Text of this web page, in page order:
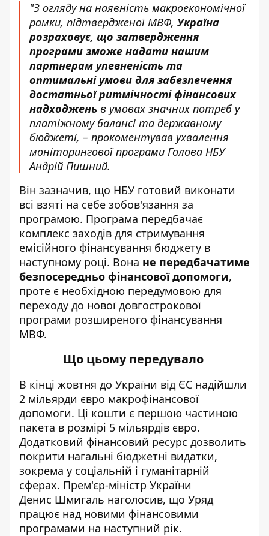
"З огляду на наявність макроекономічної
рамки, підтвердженої МВФ, Україна
розраховує, що затвердження
програми зможе надати нашим
партнерам упевненість та
оптимальні умови для забезпечення
достатньої ритмічності фінансових
надходжень в умовах значних потреб у
платіжному балансі та державному
бюджеті, – прокоментував ухвалення
моніторингової програми Голова НБУ
Андрій Пишний.
Він зазначив, що НБУ готовий виконати
всі взяті на себе зобов'язання за
програмою. Програма передбачає
комплекс заходів для стримування
емісійного фінансування бюджету в
наступному році. Вона не передбачатиме
безпосередньо фінансової допомоги,
проте є необхідною передумовою для
переходу до нової довгострокової
програми розширеного фінансування
МВФ.
Що цьому передувало
В кінці жовтня до України від ЄС надійшли
2 мільярди євро макрофінансової
допомоги. Ці кошти є першою частиною
пакета в розмірі 5 мільярдів євро.
Додатковий фінансовий ресурс дозволить
покрити нагальні бюджетні видатки,
зокрема у соціальній і гуманітарній
сферах. Прем'єр-міністр України
Денис Шмигаль наголосив, що Уряд
працює над новими фінансовими
програмами на наступний рік.